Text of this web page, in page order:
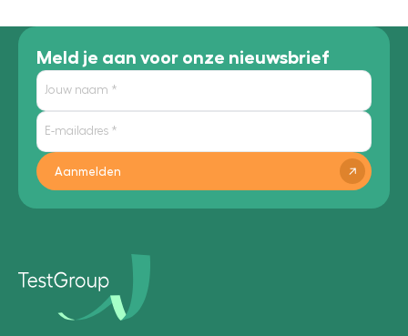
Meld je aan voor onze nieuwsbrief
Aanmelden